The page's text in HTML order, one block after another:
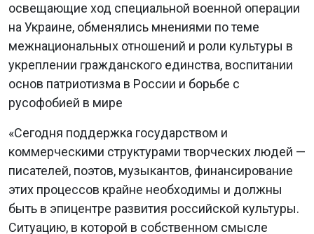
освещающие ход специальной военной операции
на Украине, обменялись мнениями по теме
межнациональных отношений и роли культуры в
укреплении гражданского единства, воспитании
основ патриотизма в России и борьбе с
русофобией в мире
«Сегодня поддержка государством и
коммерческими структурами творческих людей —
писателей, поэтов, музыкантов, финансирование
этих процессов крайне необходимы и должны
быть в эпицентре развития российской культуры.
Ситуацию, в которой в собственном смысле